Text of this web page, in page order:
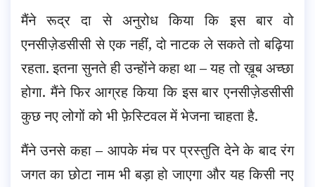
मैंने रूद्र दा से अनुरोध किया कि इस बार वो
एनसीज़ेडसीसी से एक नहीं, दो नाटक ले सकते तो बढ़िया
रहता. इतना सुनते ही उन्होंने कहा था – यह तो ख़ूब अच्छा
होगा. मैंने फिर आग्रह किया कि इस बार एनसीज़ेडसीसी
कुछ नए लोगों को भी फ़ेस्टिवल में भेजना चाहता है.
मैंने उनसे कहा – आपके मंच पर प्रस्तुति देने के बाद रंग
जगत का छोटा नाम भी बड़ा हो जाएगा और यह किसी नए